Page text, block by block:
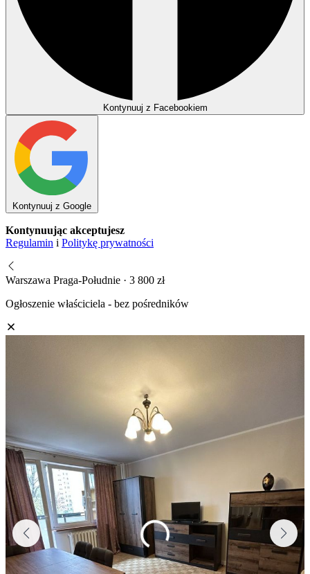
Kontynuuj z Facebookiem
Kontynuuj z Google
Kontynuując akceptujesz
Regulamin i Politykę prywatności
Warszawa Praga-Południe · 3 800 zł
Ogłoszenie właściciela - bez pośredników